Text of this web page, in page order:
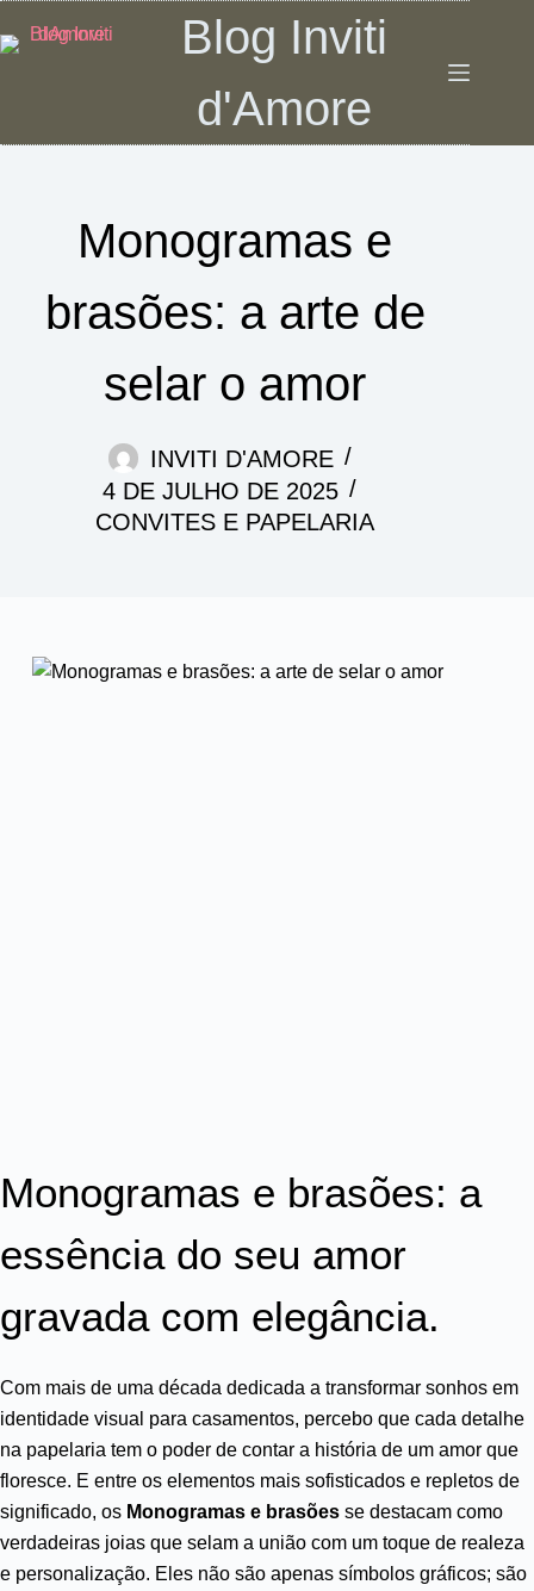
para
Blog Inviti
d'Amore
Monogramas e
brasões: a arte de
selar o amor
INVITI D'AMORE
4 DE JULHO DE 2025
CONVITES E PAPELARIA
Monogramas e brasões: a
essência do seu amor
gravada com elegância.
Com mais de uma década dedicada a transformar sonhos em
identidade visual para casamentos, percebo que cada detalhe
na papelaria tem o poder de contar a história de um amor que
floresce. E entre os elementos mais sofisticados e repletos de
significado, os Monogramas e brasões se destacam como
verdadeiras joias que selam a união com um toque de realeza
e personalização. Eles não são apenas símbolos gráficos; são